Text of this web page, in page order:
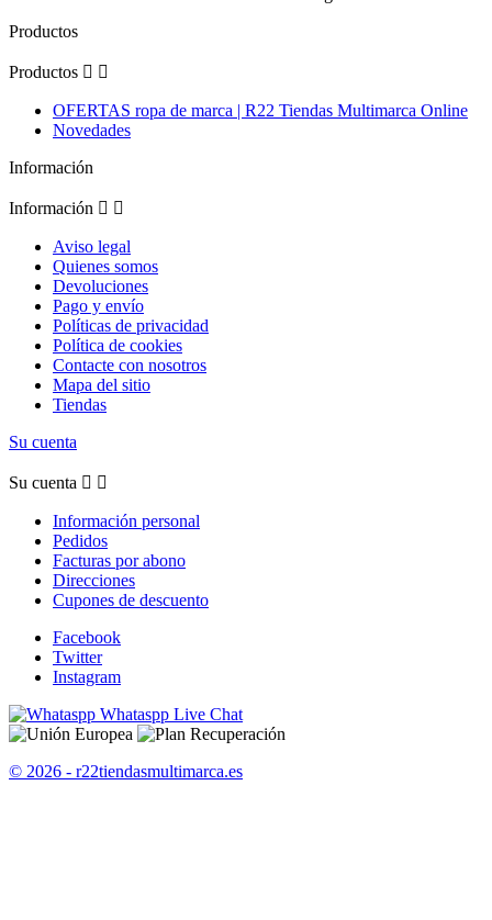
Productos
Productos  
OFERTAS ropa de marca | R22 Tiendas Multimarca Online
Novedades
Información
Información  
Aviso legal
Quienes somos
Devoluciones
Pago y envío
Políticas de privacidad
Política de cookies
Contacte con nosotros
Mapa del sitio
Tiendas
Su cuenta
Su cuenta  
Información personal
Pedidos
Facturas por abono
Direcciones
Cupones de descuento
Facebook
Twitter
Instagram
Whataspp Live Chat
© 2026 - r22tiendasmultimarca.es